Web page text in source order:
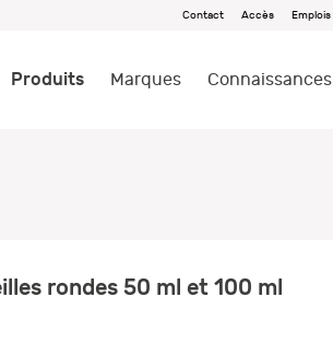
Contact Accès Emplois
Produits Marques Connaissances
rondes 50 ml et 100 ml